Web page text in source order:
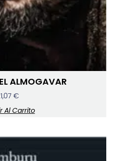
ALMOGAVAR
€
Al Carrito